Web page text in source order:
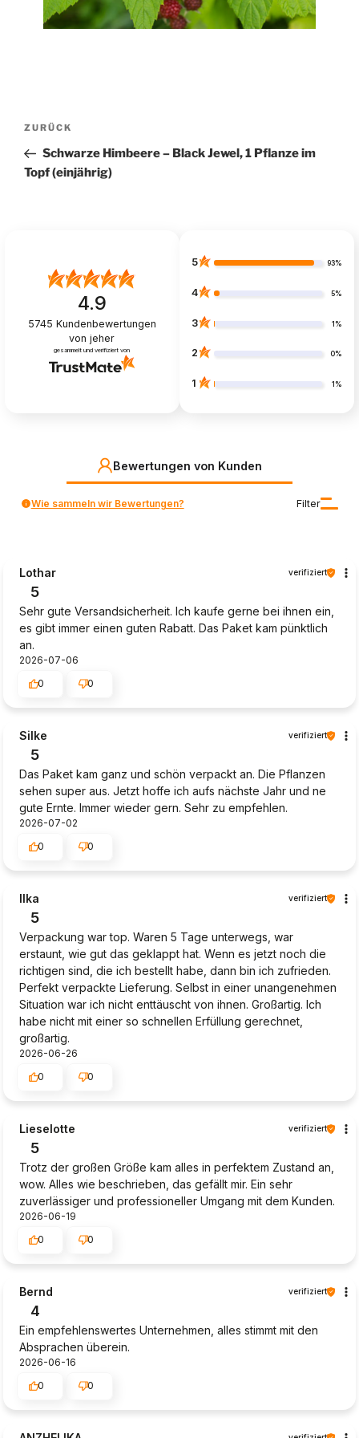
Beitragsnavigation
Vorheriger
Beitrag
ZURÜCK
Schwarze Himbeere – Black Jewel, 1 Pflanze im
Topf (einjährig)
4.9
5745 Kundenbewertungen
von jeher
gesammelt und verifiziert von
5 93%
4 5%
3 1%
2 0%
1 1%
Bewertungen von Kunden
Filter
Wie sammeln wir Bewertungen?
Lothar verifiziert
5
Sehr gute Versandsicherheit. Ich kaufe gerne bei ihnen ein,
es gibt immer einen guten Rabatt. Das Paket kam pünktlich
an.
2026-07-06
0
0
Silke verifiziert
5
Das Paket kam ganz und schön verpackt an. Die Pflanzen
sehen super aus. Jetzt hoffe ich aufs nächste Jahr und ne
gute Ernte. Immer wieder gern. Sehr zu empfehlen.
2026-07-02
0
0
Ilka verifiziert
5
Verpackung war top. Waren 5 Tage unterwegs, war
erstaunt, wie gut das geklappt hat. Wenn es jetzt noch die
richtigen sind, die ich bestellt habe, dann bin ich zufrieden.
Perfekt verpackte Lieferung. Selbst in einer unangenehmen
Situation war ich nicht enttäuscht von ihnen. Großartig. Ich
habe nicht mit einer so schnellen Erfüllung gerechnet,
großartig.
2026-06-26
0
0
Lieselotte verifiziert
5
Trotz der großen Größe kam alles in perfektem Zustand an,
wow. Alles wie beschrieben, das gefällt mir. Ein sehr
zuverlässiger und professioneller Umgang mit dem Kunden.
2026-06-19
0
0
Bernd verifiziert
4
Ein empfehlenswertes Unternehmen, alles stimmt mit den
Absprachen überein.
2026-06-16
0
0